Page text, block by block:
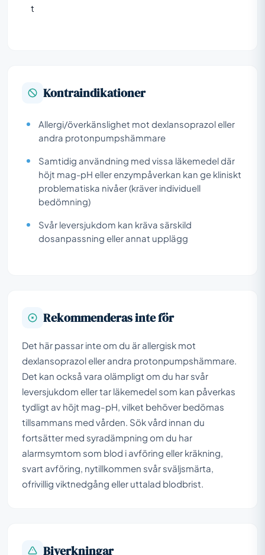
t
Kontraindikationer
Allergi/överkänslighet mot dexlansoprazol eller
andra protonpumpshämmare
Samtidig användning med vissa läkemedel där
höjt mag-pH eller enzympåverkan kan ge kliniskt
problematiska nivåer (kräver individuell
bedömning)
Svår leversjukdom kan kräva särskild
dosanpassning eller annat upplägg
Rekommenderas inte för
Det här passar inte om du är allergisk mot
dexlansoprazol eller andra protonpumpshämmare.
Det kan också vara olämpligt om du har svår
leversjukdom eller tar läkemedel som kan påverkas
tydligt av höjt mag-pH, vilket behöver bedömas
tillsammans med vården. Sök vård innan du
fortsätter med syradämpning om du har
alarmsymtom som blod i avföring eller kräkning,
svart avföring, nytillkommen svår sväljsmärta,
ofrivillig viktnedgång eller uttalad blodbrist.
Biverkningar